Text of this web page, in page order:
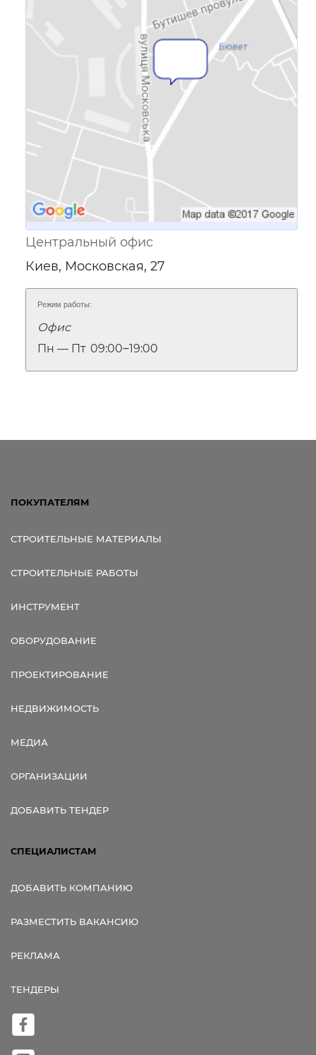
Ссылка для мобильных устройств
Центральный офис
Киев, Московская, 27
Режим работы:
Офис
Пн — Пт 09:00‒19:00
ПОКУПАТЕЛЯМ
СТРОИТЕЛЬНЫЕ МАТЕРИАЛЫ
СТРОИТЕЛЬНЫЕ РАБОТЫ
ИНСТРУМЕНТ
ОБОРУДОВАНИЕ
ПРОЕКТИРОВАНИЕ
НЕДВИЖИМОСТЬ
МЕДИА
ОРГАНИЗАЦИИ
ДОБАВИТЬ ТЕНДЕР
СПЕЦИАЛИСТАМ
ДОБАВИТЬ КОМПАНИЮ
РАЗМЕСТИТЬ ВАКАНСИЮ
РЕКЛАМА
ТЕНДЕРЫ